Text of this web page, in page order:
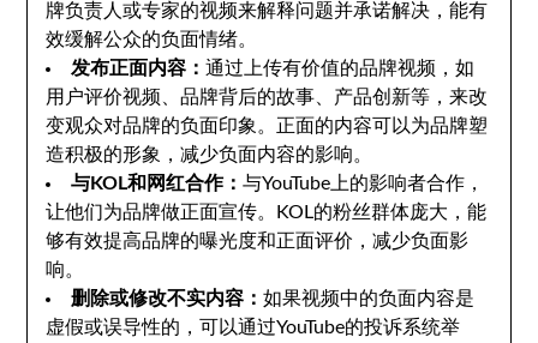
牌负责人或专家的视频来解释问题并承诺解决，能有
效缓解公众的负面情绪。
发布正面内容：通过上传有价值的品牌视频，如
用户评价视频、品牌背后的故事、产品创新等，来改
变观众对品牌的负面印象。正面的内容可以为品牌塑
造积极的形象，减少负面内容的影响。
与KOL和网红合作：与YouTube上的影响者合作，
让他们为品牌做正面宣传。KOL的粉丝群体庞大，能
够有效提高品牌的曝光度和正面评价，减少负面影
响。
删除或修改不实内容：如果视频中的负面内容是
虚假或误导性的，可以通过YouTube的投诉系统举